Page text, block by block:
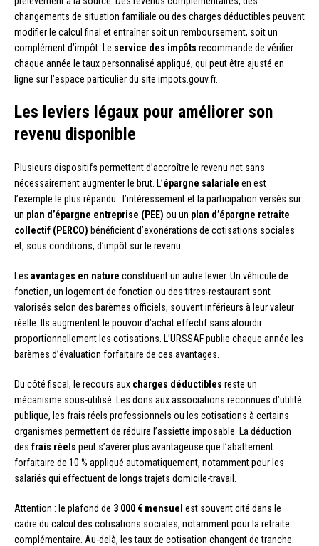
changements de situation familiale ou des charges déductibles peuvent
modifier le calcul final et entraîner soit un remboursement, soit un
complément d’impôt. Le service des impôts recommande de vérifier
chaque année le taux personnalisé appliqué, qui peut être ajusté en
ligne sur l’espace particulier du site impots.gouv.fr.
Les leviers légaux pour améliorer son
revenu disponible
Plusieurs dispositifs permettent d’accroître le revenu net sans
nécessairement augmenter le brut. L’épargne salariale en est
l’exemple le plus répandu : l’intéressement et la participation versés sur
un plan d’épargne entreprise (PEE) ou un plan d’épargne retraite
collectif (PERCO) bénéficient d’exonérations de cotisations sociales
et, sous conditions, d’impôt sur le revenu.
Les avantages en nature constituent un autre levier. Un véhicule de
fonction, un logement de fonction ou des titres-restaurant sont
valorisés selon des barèmes officiels, souvent inférieurs à leur valeur
réelle. Ils augmentent le pouvoir d’achat effectif sans alourdir
proportionnellement les cotisations. L’URSSAF publie chaque année les
barèmes d’évaluation forfaitaire de ces avantages.
Du côté fiscal, le recours aux charges déductibles reste un
mécanisme sous-utilisé. Les dons aux associations reconnues d’utilité
publique, les frais réels professionnels ou les cotisations à certains
organismes permettent de réduire l’assiette imposable. La déduction
des frais réels peut s’avérer plus avantageuse que l’abattement
forfaitaire de 10 % appliqué automatiquement, notamment pour les
salariés qui effectuent de longs trajets domicile-travail.
Attention : le plafond de 3 000 € mensuel est souvent cité dans le
cadre du calcul des cotisations sociales, notamment pour la retraite
complémentaire. Au-delà, les taux de cotisation changent de tranche.